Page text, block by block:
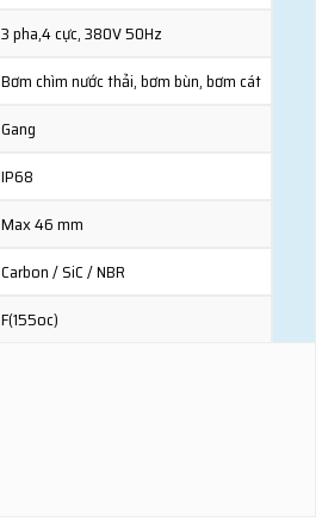
3 pha,4 cực, 380V 50Hz
Bơm chìm nước thải, bơm bùn, bơm cát
Gang
IP68
Max 46 mm
Carbon / SiC / NBR
F(155oc)